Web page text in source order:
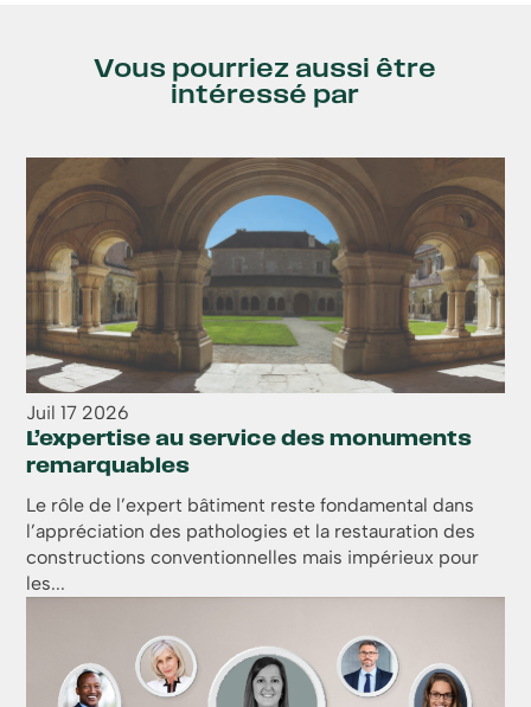
Vous pourriez aussi être
intéressé par
Juil 17 2026
L’expertise au service des monuments
remarquables
Le rôle de l’expert bâtiment reste fondamental dans
l’appréciation des pathologies et la restauration des
constructions conventionnelles mais impérieux pour
les...